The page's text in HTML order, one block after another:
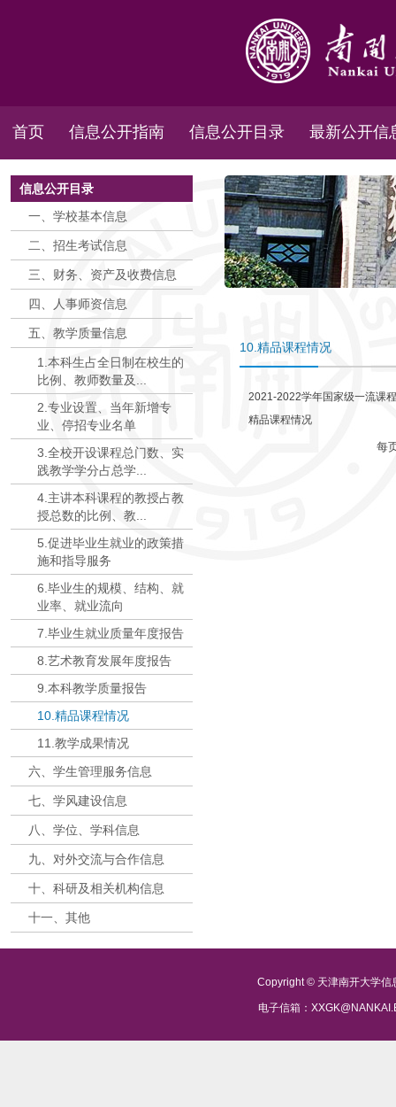
首页 信息公开指南 信息公开目录 最新公开信
信息公开目录
一、学校基本信息
二、招生考试信息
三、财务、资产及收费信息
四、人事师资信息
五、教学质量信息
1.本科生占全日制在校生的
比例、教师数量及...
2.专业设置、当年新增专
业、停招专业名单
3.全校开设课程总门数、实
践教学学分占总学...
4.主讲本科课程的教授占教
授总数的比例、教...
5.促进毕业生就业的政策措
施和指导服务
6.毕业生的规模、结构、就
业率、就业流向
7.毕业生就业质量年度报告
8.艺术教育发展年度报告
9.本科教学质量报告
10.精品课程情况
11.教学成果情况
六、学生管理服务信息
七、学风建设信息
八、学位、学科信息
九、对外交流与合作信息
十、科研及相关机构信息
十一、其他
10.精品课程情况
2021-2022学年国家级一流课程
精品课程情况
每
Copyright © 天津南开大学信
电子信箱：